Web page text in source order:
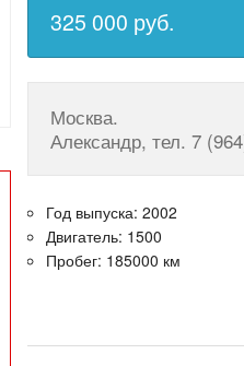
325 000 руб.
Москва.
Александр, тел. 7
Год выпуска: 2002
Двигатель: 1500
Пробег: 185000 км